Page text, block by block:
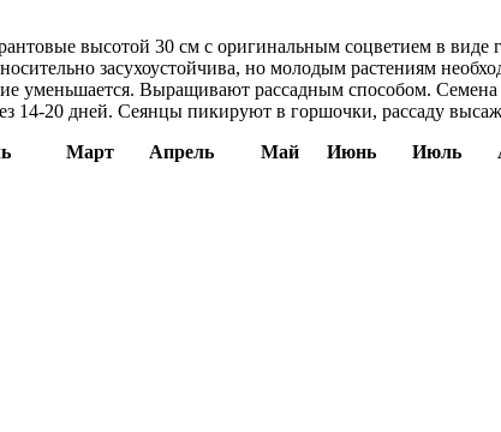
высотой 30 см с оригинальным соцветием в
засухоустойчива, но молодым растениям
уменьшается. Выращивают рассадным способом.
14-20 дней. Сеянцы пикируют в горшочки, рассаду
Март Апрель Май Июнь Июль